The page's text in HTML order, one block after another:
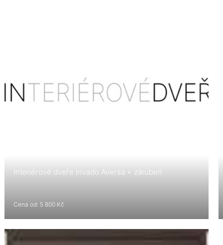
Interiérové dveře Invado Aversa + zárubeň
Cena od: 5 800 Kč